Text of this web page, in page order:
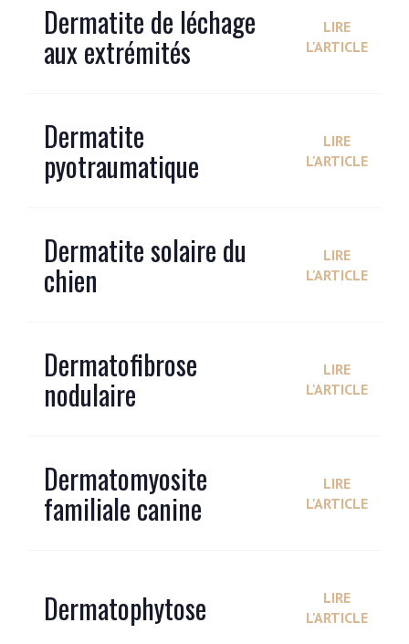
Dermatite de léchage
aux extrémités
LIRE
L'ARTICLE
Dermatite
pyotraumatique
LIRE
L'ARTICLE
Dermatite solaire du
chien
LIRE
L'ARTICLE
Dermatofibrose
nodulaire
LIRE
L'ARTICLE
Dermatomyosite
familiale canine
LIRE
L'ARTICLE
Dermatophytose
LIRE
L'ARTICLE